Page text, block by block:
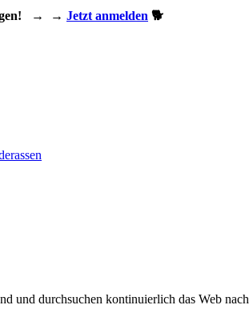
→ → Jetzt anmelden 🐕
und durchsuchen kontinuierlich das Web